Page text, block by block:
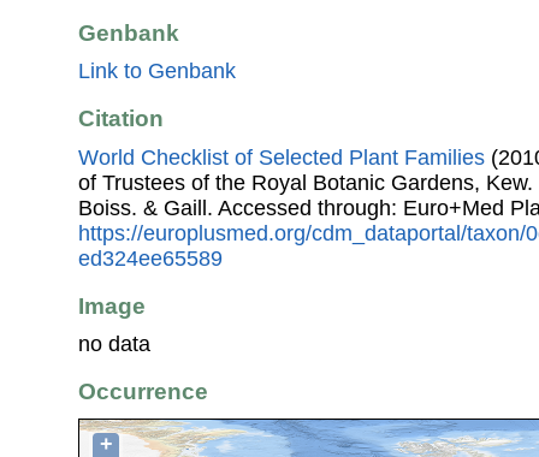
Genbank
Link to Genbank
Citation
World Checklist of Selected Plant Families
of Trustees of the Royal Botanic Gardens, Kew.
Boiss. & Gaill. Accessed through: Euro+Med
https://europlusmed.org/cdm_dataportal/taxon/
ed324ee65589
Image
no data
Occurrence
+